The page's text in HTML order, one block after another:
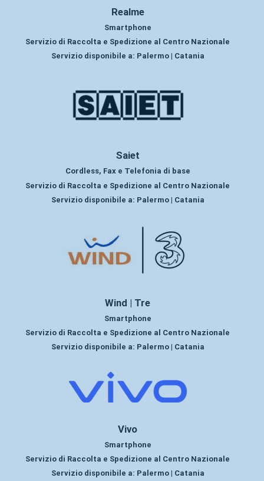
Realme
Smartphone
Servizio di Raccolta e Spedizione al Centro Nazionale
Servizio disponibile a: Palermo | Catania
Saiet
Cordless, Fax e Telefonia di base
Servizio di Raccolta e Spedizione al Centro Nazionale
Servizio disponibile a: Palermo | Catania
Wind | Tre
Smartphone
Servizio di Raccolta e Spedizione al Centro Nazionale
Servizio disponibile a: Palermo | Catania
Vivo
Smartphone
Servizio di Raccolta e Spedizione al Centro Nazionale
Servizio disponibile a: Palermo | Catania